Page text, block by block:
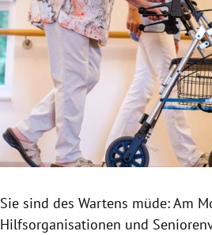
Untermenü
Untermenü
Untermenü
Untermenü
Untermenü
Sie sind des Wartens müde: Am
Hilfsorganisationen und